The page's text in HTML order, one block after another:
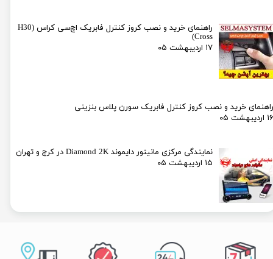
راهنمای خرید و نصب کروز کنترل فابریک اچ‌سی کراس (H30
Cross)
۱۷ اردیبهشت ۰۵
راهنمای خرید و نصب کروز کنترل فابریک سورن پلاس بنزینی
۱۶ اردیبهشت ۰۵
نمایندگی مرکزی مانیتور دایموند Diamond 2K در کرج و تهران
۱۵ اردیبهشت ۰۵